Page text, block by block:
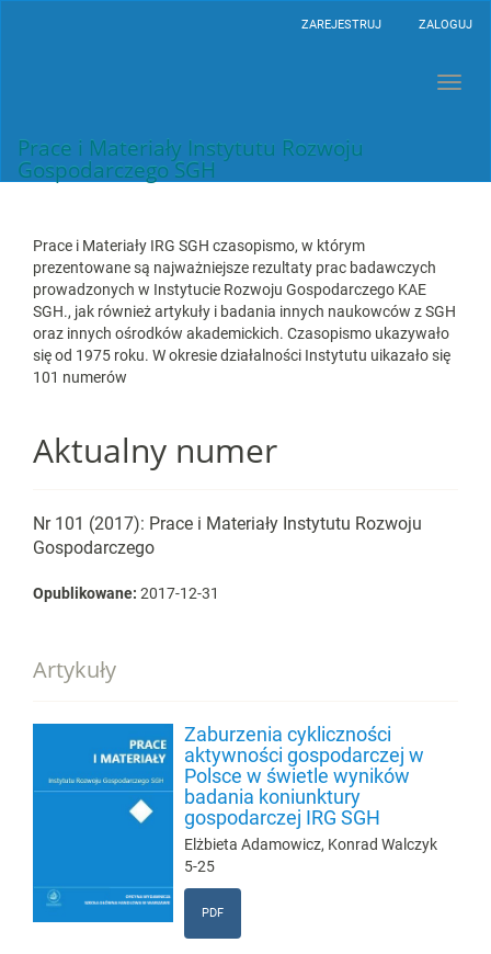
##plugins.themes.bootstrap3.accessible_menu.main_content##
ZAREJESTRUJ ZALOGUJ
Prace i Materiały Instytutu Rozwoju
Gospodarczego SGH
Prace i Materiały IRG SGH czasopismo, w którym
prezentowane są najważniejsze rezultaty prac badawczych
prowadzonych w Instytucie Rozwoju Gospodarczego KAE
SGH., jak również artykuły i badania innych naukowców z SGH
oraz innych ośrodków akademickich. Czasopismo ukazywało
się od 1975 roku. W okresie działalności Instytutu uikazało się
101 numerów
Aktualny numer
Nr 101 (2017): Prace i Materiały Instytutu Rozwoju
Gospodarczego
Opublikowane: 2017-12-31
Artykuły
Zaburzenia cykliczności
aktywności gospodarczej w
Polsce w świetle wyników
badania koniunktury
gospodarczej IRG SGH
Elżbieta Adamowicz, Konrad Walczyk
5-25
PDF